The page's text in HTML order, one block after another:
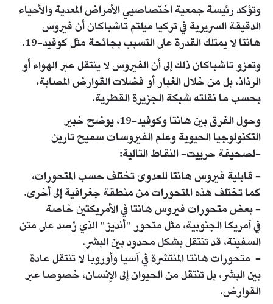
وتؤكد رئيسة جمعية اختصاصيي الأمراض المعدية والأحياء
الدقيقة السريرية في تركيا ميلتم تاشباكان أن فيروس
هانتا لا يمتلك القدرة على التسبب بجائحة مثل كوفيد-19.
وتعزو تاشباكان ذلك إلى أن الفيروس لا ينتقل عبر الهواء أو
الرذاذ، بل من خلال الغبار أو فضلات القوارض المصابة،
بحسب ما نقلته شبكة الجزيرة القطرية.
وحول الفرق بين هانتا وكوفيد-19، يوضح خبير
التكنولوجيا الحيوية وعلم الفيروسات سميح تارين
-لصحيفة حرييت- النقاط التالية:
- قابلية فيروس هانتا للعدوى تختلف حسب المتحورات،
كما تختلف هذه المتحورات من منطقة جغرافية إلى أخرى.
- بعض متحورات فيروس هانتا في الأمريكتين خاصة
في أمريكا الجنوبية، مثل متحور "أنديز" الذي رُصد على متن
السفينة، قد تنتقل بشكل محدود بين البشر.
- متحورات هانتا المنتشرة في آسيا وأوروبا لا تنتقل عادة
بين البشر، بل تنتقل من الحيوان إلى الإنسان، خصوصا عبر
القوارض.